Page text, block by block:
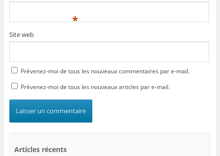
*
Site web
Prévenez-moi de tous les nouveaux commentaires par e-mail.
Prévenez-moi de tous les nouveaux articles par e-mail.
Articles récents